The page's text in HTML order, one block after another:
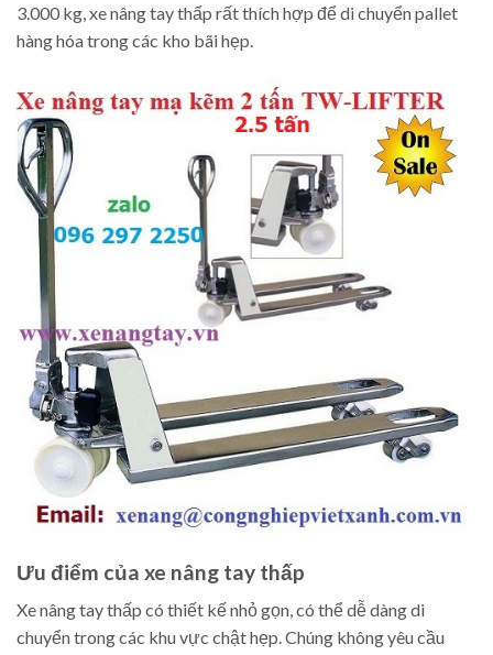
3.000 kg, xe nâng tay thấp rất thích hợp để di chuyển pallet
hàng hóa trong các kho bãi hẹp.
Ưu điểm của xe nâng tay thấp
Xe nâng tay thấp có thiết kế nhỏ gọn, có thể dễ dàng di
chuyển trong các khu vực chật hẹp. Chúng không yêu cầu